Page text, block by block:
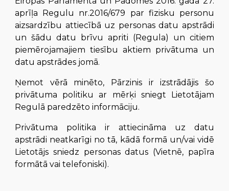
aprīļa Regulu nr.2016/679 par fizisku personu
aizsardzību attiecībā uz personas datu apstrādi
un šādu datu brīvu apriti (Regula) un citiem
piemērojamajiem tiesību aktiem privātuma un
datu apstrādes jomā.
Ņemot vērā minēto, Pārzinis ir izstrādājis šo
privātuma politiku ar mērķi sniegt Lietotājam
Regulā paredzēto informāciju.
Privātuma politika ir attiecināma uz datu
apstrādi neatkarīgi no tā, kādā formā un/vai vidē
Lietotājs sniedz personas datus (Vietnē, papīra
formātā vai telefoniski).